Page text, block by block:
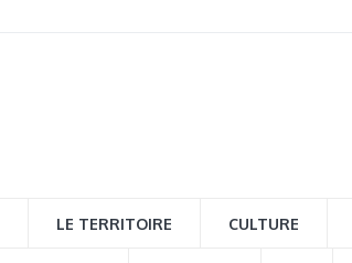
LE TERRITOIRE CULTURE